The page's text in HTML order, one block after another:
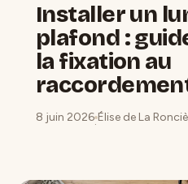
Installer un
plafond :
la fixation au
8 juin 2026
·
Élise de La